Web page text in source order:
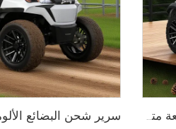
72V قوة عالية بطارية ليثيوم الكهربائية المرتفعة متعددة الاستخدامات عربة غولف LS2043H